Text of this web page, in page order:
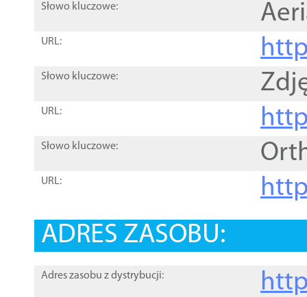
Słowo kluczowe:
URL:
Słowo kluczowe:
URL:
Słowo kluczowe:
URL:
ADRES ZASOBU:
Adres zasobu z dystrybucji: